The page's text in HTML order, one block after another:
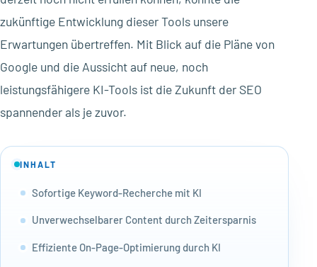
zukünftige Entwicklung dieser Tools unsere
Erwartungen übertreffen. Mit Blick auf die Pläne von
Google und die Aussicht auf neue, noch
leistungsfähigere KI-Tools ist die Zukunft der SEO
spannender als je zuvor.
INHALT
Sofortige Keyword-Recherche mit KI
Unverwechselbarer Content durch Zeitersparnis
Effiziente On-Page-Optimierung durch KI